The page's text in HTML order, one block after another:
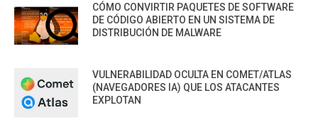
CÓMO CONVIRTIR PAQUETES DE SOFTWARE
DE CÓDIGO ABIERTO EN UN SISTEMA DE
DISTRIBUCIÓN DE MALWARE
VULNERABILIDAD OCULTA EN COMET/ATLAS
(NAVEGADORES IA) QUE LOS ATACANTES
EXPLOTAN